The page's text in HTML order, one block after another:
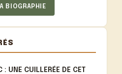
BIOGRAPHIE
: UNE CUILLERÉE DE CET